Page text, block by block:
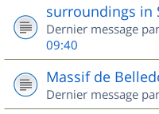
surroundings in
Dernier message par
09:40
Massif de
Dernier message par